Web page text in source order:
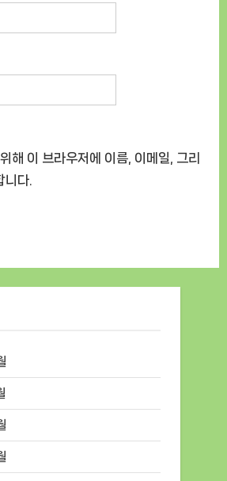
해 이 브라우저에 이름, 이메일, 그리
니다.